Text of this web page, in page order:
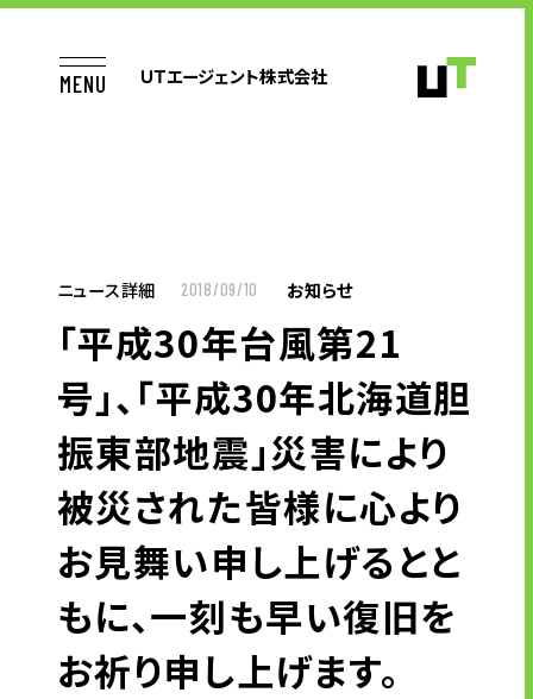
MENU ＵＴエージェント株式会社
お仕事をお探しの方へ
企業のご担当者様へ
トップメッセージ
企業理念
会社概要・沿革
ニュース詳細 2018/09/10 お知らせ
「平成30年台風第21
号」、「平成30年北海道胆
振東部地震」災害により
被災された皆様に心より
お見舞い申し上げるとと
もに、一刻も早い復旧を
お祈り申し上げます。